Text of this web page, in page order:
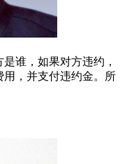
谁，如果对方违约，
，并支付违约金。所